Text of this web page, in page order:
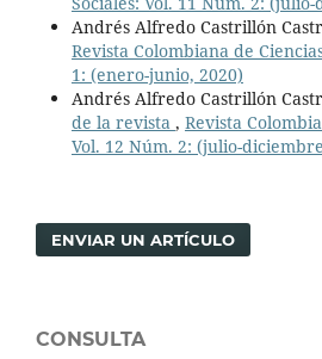
Andrés Alfredo Castrillón
Revista Colombiana de
1: (enero-junio, 2020)
Andrés Alfredo Castrillón
de la revista , Revista
Vol. 12 Núm. 2: (julio-
ENVIAR UN ARTÍCULO
CONSULTA